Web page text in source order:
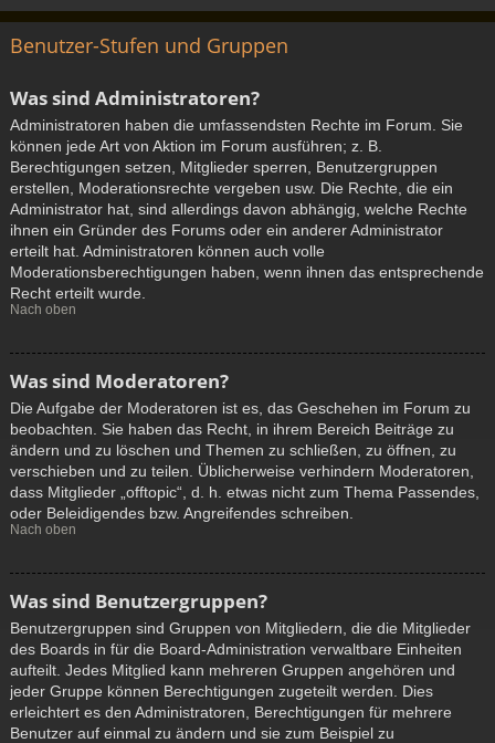
Benutzer-Stufen und Gruppen
Was sind Administratoren?
Administratoren haben die umfassendsten Rechte im Forum. Sie
können jede Art von Aktion im Forum ausführen; z. B.
Berechtigungen setzen, Mitglieder sperren, Benutzergruppen
erstellen, Moderationsrechte vergeben usw. Die Rechte, die ein
Administrator hat, sind allerdings davon abhängig, welche Rechte
ihnen ein Gründer des Forums oder ein anderer Administrator
erteilt hat. Administratoren können auch volle
Moderationsberechtigungen haben, wenn ihnen das entsprechende
Recht erteilt wurde.
Nach oben
Was sind Moderatoren?
Die Aufgabe der Moderatoren ist es, das Geschehen im Forum zu
beobachten. Sie haben das Recht, in ihrem Bereich Beiträge zu
ändern und zu löschen und Themen zu schließen, zu öffnen, zu
verschieben und zu teilen. Üblicherweise verhindern Moderatoren,
dass Mitglieder „offtopic“, d. h. etwas nicht zum Thema Passendes,
oder Beleidigendes bzw. Angreifendes schreiben.
Nach oben
Was sind Benutzergruppen?
Benutzergruppen sind Gruppen von Mitgliedern, die die Mitglieder
des Boards in für die Board-Administration verwaltbare Einheiten
aufteilt. Jedes Mitglied kann mehreren Gruppen angehören und
jeder Gruppe können Berechtigungen zugeteilt werden. Dies
erleichtert es den Administratoren, Berechtigungen für mehrere
Benutzer auf einmal zu ändern und sie zum Beispiel zu